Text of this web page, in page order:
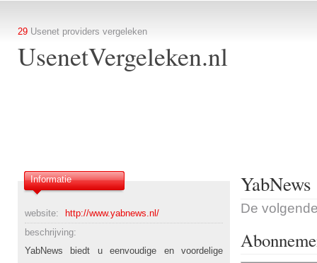
29 Usenet providers vergeleken
UsenetVergeleken.nl
Informatie
website:
http://www.yabnews.nl/
beschrijving:
YabNews biedt u eenvoudige en voordelige
YabNews
De